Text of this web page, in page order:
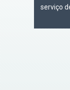
serviço